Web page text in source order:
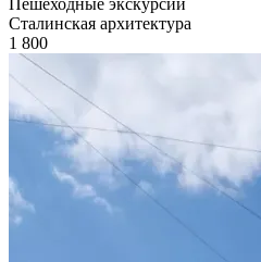
Пешеходные экскурсии
Сталинская архитектура
1 800